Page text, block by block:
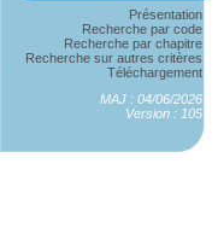
Présentation
Recherche par code
Recherche par chapitre
Recherche sur autres critères
Téléchargement
MAJ : 04/06/2026
Version : 105